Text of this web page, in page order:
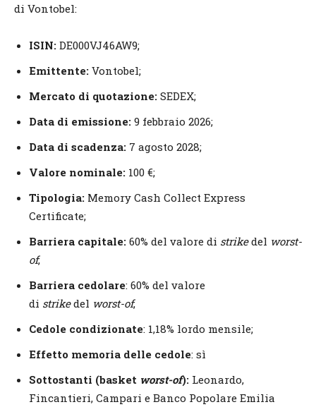
di Vontobel:
ISIN: DE000VJ46AW9;
Emittente: Vontobel;
Mercato di quotazione: SEDEX;
Data di emissione: 9 febbraio 2026;
Data di scadenza: 7 agosto 2028;
Valore nominale: 100 €;
Tipologia: Memory Cash Collect Express
Certificate;
Barriera capitale: 60% del valore di strikedel worst-
of;
Barriera cedolare: 60% del valore
di strikedel worst-of;
Cedole condizionate: 1,18% lordo mensile;
Effetto memoria delle cedole: sì
Sottostanti (basket worst-of): Leonardo,
Fincantieri, Campari e Banco Popolare Emilia